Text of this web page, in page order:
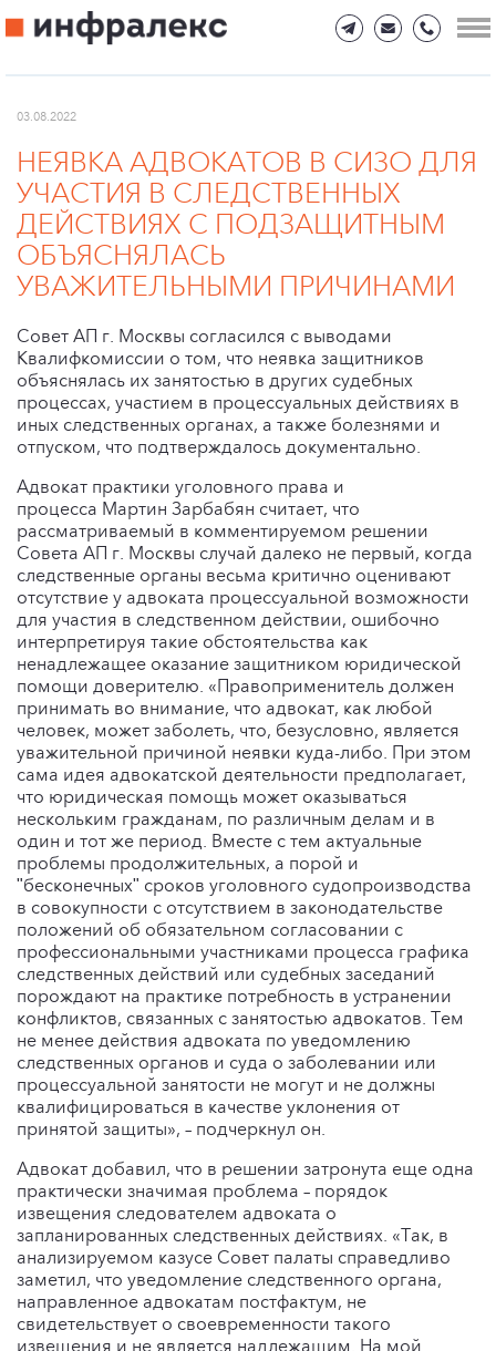
03.08.2022
НЕЯВКА АДВОКАТОВ В СИЗО ДЛЯ
УЧАСТИЯ В СЛЕДСТВЕННЫХ
ДЕЙСТВИЯХ С ПОДЗАЩИТНЫМ
ОБЪЯСНЯЛАСЬ
УВАЖИТЕЛЬНЫМИ ПРИЧИНАМИ
Совет АП г. Москвы согласился с выводами
Квалифкомиссии о том, что неявка защитников
объяснялась их занятостью в других судебных
процессах, участием в процессуальных действиях в
иных следственных органах, а также болезнями и
отпуском, что подтверждалось документально.
Адвокат практики уголовного права и
процесса Мартин Зарбабян считает, что
рассматриваемый в комментируемом решении
Совета АП г. Москвы случай далеко не первый, когда
следственные органы весьма критично оценивают
отсутствие у адвоката процессуальной возможности
для участия в следственном действии, ошибочно
интерпретируя такие обстоятельства как
ненадлежащее оказание защитником юридической
помощи доверителю. «Правоприменитель должен
принимать во внимание, что адвокат, как любой
человек, может заболеть, что, безусловно, является
уважительной причиной неявки куда-либо. При этом
сама идея адвокатской деятельности предполагает,
что юридическая помощь может оказываться
нескольким гражданам, по различным делам и в
один и тот же период. Вместе с тем актуальные
проблемы продолжительных, а порой и
ʺбесконечныхʺ сроков уголовного судопроизводства
в совокупности с отсутствием в законодательстве
положений об обязательном согласовании с
профессиональными участниками процесса графика
следственных действий или судебных заседаний
порождают на практике потребность в устранении
конфликтов, связанных с занятостью адвокатов. Тем
не менее действия адвоката по уведомлению
следственных органов и суда о заболевании или
процессуальной занятости не могут и не должны
квалифицироваться в качестве уклонения от
принятой защиты», – подчеркнул он.
Адвокат добавил, что в решении затронута еще одна
практически значимая проблема – порядок
извещения следователем адвоката о
запланированных следственных действиях. «Так, в
анализируемом казусе Совет палаты справедливо
заметил, что уведомление следственного органа,
направленное адвокатам постфактум, не
свидетельствует о своевременности такого
извещения и не является надлежащим. На мой